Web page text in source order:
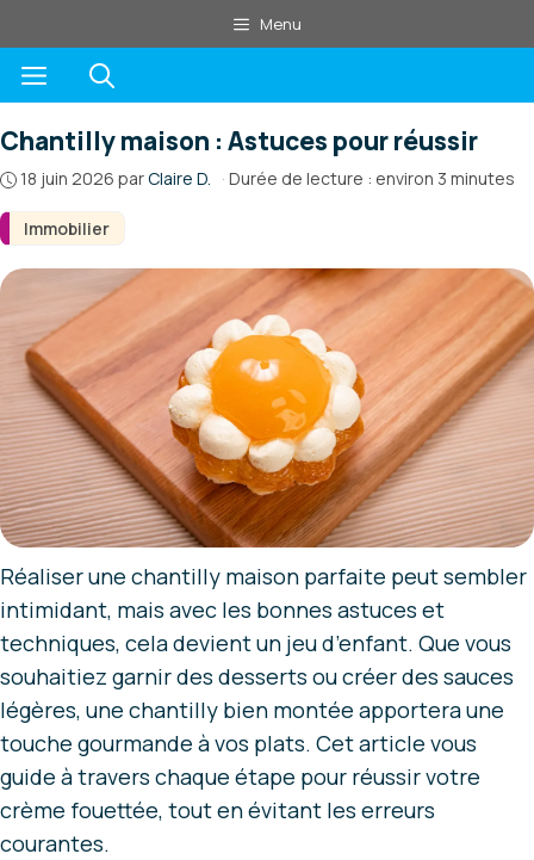
au
contenu
Menu
Menu
Immobilier
Chantilly maison : Astuces pour réussir
18 juin 2026 parClaire D. · Durée de lecture : environ 3 minutes
Réaliser une chantilly maison parfaite peut sembler
intimidant, mais avec les bonnes astuces et
techniques, cela devient un jeu d’enfant. Que vous
souhaitiez garnir des desserts ou créer des sauces
légères, une chantilly bien montée apportera une
touche gourmande à vos plats. Cet article vous
guide à travers chaque étape pour réussir votre
crème fouettée, tout en évitant les erreurs
courantes.